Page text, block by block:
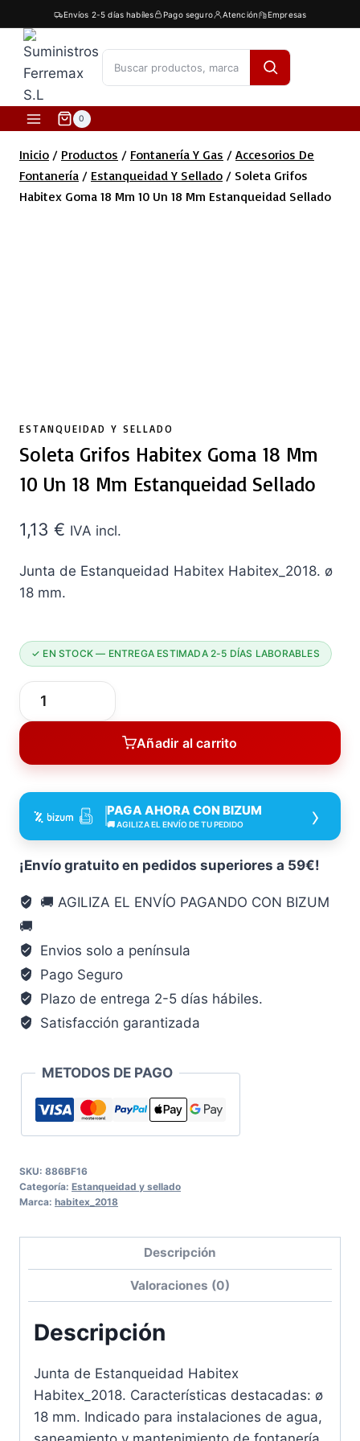
al
contenido
Envíos 2-5 días habíles Pago seguro Atención Empresas
0
Inicio / Productos / Fontanería Y Gas / Accesorios De
Fontanería / Estanqueidad Y Sellado / Soleta Grifos
Habitex Goma 18 Mm 10 Un 18 Mm Estanqueidad Sellado
ESTANQUEIDAD Y SELLADO
Soleta Grifos Habitex Goma 18 Mm
10 Un 18 Mm Estanqueidad Sellado
1,13 € IVA incl.
Junta de Estanqueidad Habitex Habitex_2018. ø
18 mm.
✓ EN STOCK — ENTREGA ESTIMADA 2-5 DÍAS LABORABLES
Soleta
Grifos
Habitex
18
MM
10
UN
MM
estanqueidad
sellado
cantidad
Añadir al carrito
PAGA AHORA CON BIZUM
🚚 AGILIZA EL ENVÍO DE TU PEDIDO ›
¡Envío gratuito en pedidos superiores a 59€!
🚚 AGILIZA EL ENVÍO PAGANDO CON BIZUM
🚚
Envios solo a península
Pago Seguro
Plazo de entrega 2-5 días hábiles.
Satisfacción garantizada
METODOS DE PAGO
SKU: 886BF16
Categoría: Estanqueidad y sellado
Marca: habitex_2018
Descripción
Valoraciones (0)
Descripción
Junta de Estanqueidad Habitex
Habitex_2018. Características destacadas: ø
18 mm. Indicado para instalaciones de agua,